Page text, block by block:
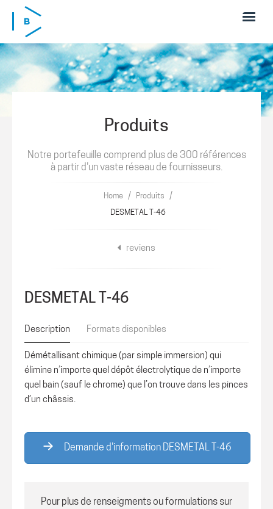
Skip to main content
Produits
Notre portefeuille comprend plus de 300 références
à partir d'un vaste réseau de fournisseurs.
Home / Produits /
DESMETAL T-46
reviens
DESMETAL T-46
Description Formats disponibles
Démétallisant chimique (par simple immersion) qui
élimine n’importe quel dépôt électrolytique de n’importe
quel bain (sauf le chrome) que l’on trouve dans les pinces
d’un châssis.
Demande d'information DESMETAL T-46
Pour plus de renseigments ou formulations sur